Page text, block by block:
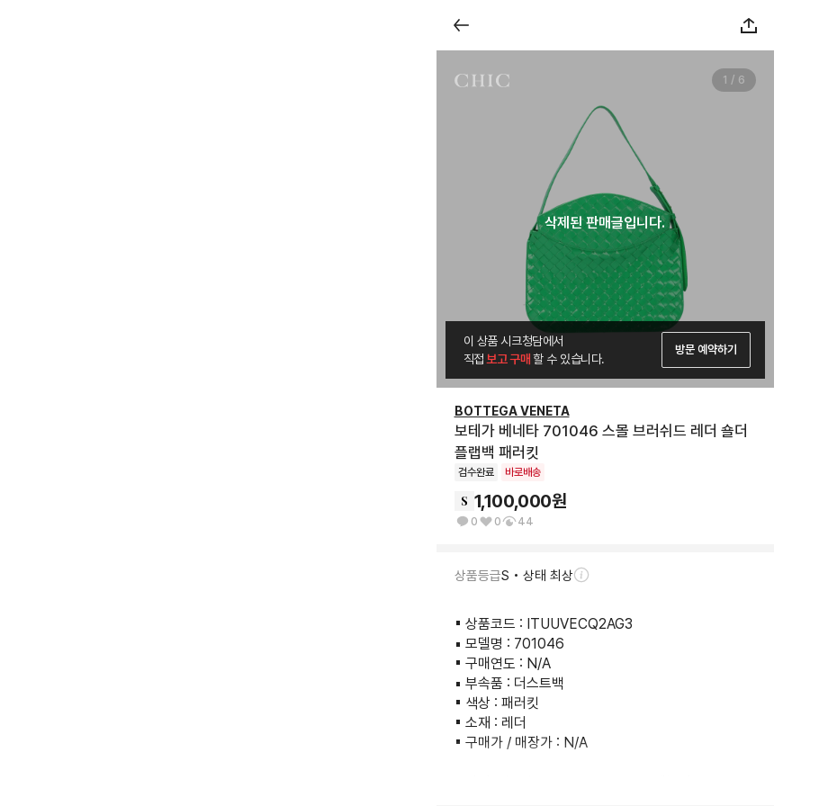
1 / 6
삭제된 판매글입니다.
이 상품 시크청담에서
직접 보고 구매 할 수 있습니다.
방문 예약하기
BOTTEGA VENETA
보테가 베네타 701046 스몰 브러쉬드 레더 숄더
플랩백 패러킷
검수완료 바로배송
1,100,000원
0 0 44
상품등급S • 상태 최상
▪︎ 상품코드 : ITUUVECQ2AG3
▪︎ 모델명 : 701046
▪︎ 구매연도 : N/A
▪︎ 부속품 : 더스트백
▪︎ 색상 : 패러킷
▪︎ 소재 : 레더
▪︎ 구매가 / 매장가 : N/A